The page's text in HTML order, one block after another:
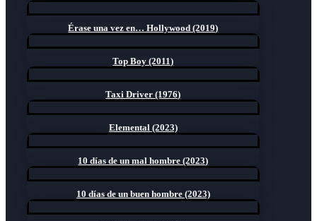
Érase una vez en… Hollywood (2019)
Top Boy (2011)
Taxi Driver (1976)
Elemental (2023)
10 días de un mal hombre (2023)
10 días de un buen hombre (2023)